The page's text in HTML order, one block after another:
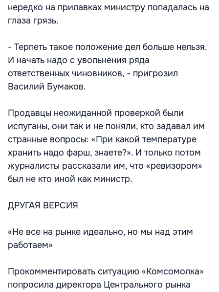
нередко на прилавках министру попадалась на
глаза грязь.
- Терпеть такое положение дел больше нельзя.
И начать надо с увольнения ряда
ответственных чиновников, - пригрозил
Василий Бумаков.
Продавцы неожиданной проверкой были
испуганы, они так и не поняли, кто задавал им
странные вопросы: «При какой температуре
хранить надо фарш, знаете?». И только потом
журналисты рассказали им, что «ревизором»
был не кто иной как министр.
ДРУГАЯ ВЕРСИЯ
«Не все на рынке идеально, но мы над этим
работаем»
Прокомментировать ситуацию «Комсомолка»
попросила директора Центрального рынка